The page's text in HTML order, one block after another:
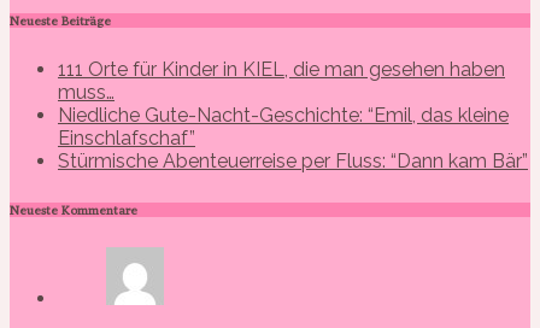
Neueste Beiträge
111 Orte für Kinder in KIEL, die man gesehen haben
muss…
Niedliche Gute-Nacht-Geschichte: “Emil, das kleine
Einschlafschaf”
Stürmische Abenteuerreise per Fluss: “Dann kam Bär”
Neueste Kommentare